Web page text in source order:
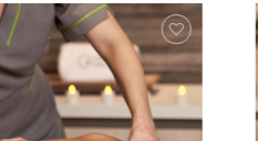
Agregar
a la lista
de
deseos